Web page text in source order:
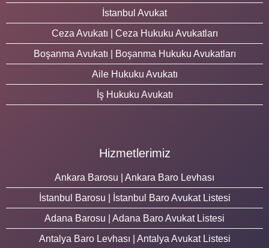
İstanbul Avukat
Ceza Avukatı | Ceza Hukuku Avukatları
Boşanma Avukatı | Boşanma Hukuku Avukatları
Aile Hukuku Avukatı
İş Hukuku Avukatı
Hizmetlerimiz
Ankara Barosu | Ankara Baro Levhası
İstanbul Barosu | İstanbul Baro Avukat Listesi
Adana Barosu | Adana Baro Avukat Listesi
Antalya Baro Levhası | Antalya Avukat Listesi